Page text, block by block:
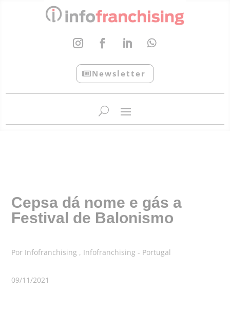
Newsletter
Cepsa dá nome e gás a
Festival de Balonismo
Por Infofranchising , Infofranchising - Portugal
09/11/2021